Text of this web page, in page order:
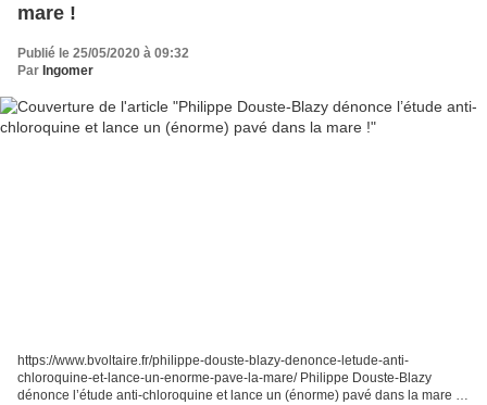
mare !
Publié le 25/05/2020 à 09:32
Par Ingomer
https://www.bvoltaire.fr/philippe-douste-blazy-denonce-letude-anti-
chloroquine-et-lance-un-enorme-pave-la-mare/ Philippe Douste-Blazy
dénonce l’étude anti-chloroquine et lance un (énorme) pavé dans la mare !